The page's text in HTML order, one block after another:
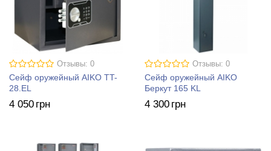
Отзывы: 0
Сейф оружейный AIKO TT-
28.EL
4 050 грн
Отзывы: 0
Сейф оружейный AIKO
Беркут 165 KL
4 300 грн